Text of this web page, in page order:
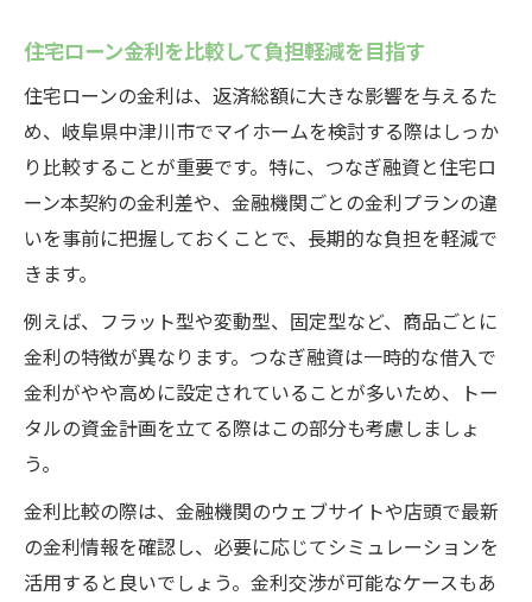
住宅ローン金利を比較して負担軽減を目指す
住宅ローンの金利は、返済総額に大きな影響を与えるた
め、岐阜県中津川市でマイホームを検討する際はしっか
り比較することが重要です。特に、つなぎ融資と住宅ロ
ーン本契約の金利差や、金融機関ごとの金利プランの違
いを事前に把握しておくことで、長期的な負担を軽減で
きます。
例えば、フラット型や変動型、固定型など、商品ごとに
金利の特徴が異なります。つなぎ融資は一時的な借入で
金利がやや高めに設定されていることが多いため、トー
タルの資金計画を立てる際はこの部分も考慮しましょ
う。
金利比較の際は、金融機関のウェブサイトや店頭で最新
の金利情報を確認し、必要に応じてシミュレーションを
活用すると良いでしょう。金利交渉が可能なケースもあ